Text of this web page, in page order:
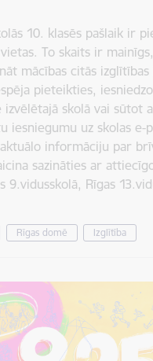
10. klasēs pašlaik ir
To skaits ir
mācības citās izglītības
pieteikties,
skolā vai sūtot
iesniegumu uz skolas e-
informāciju par
sazināties ar
9.vidusskolā, Rīgas
Rīgas domē Izglītība